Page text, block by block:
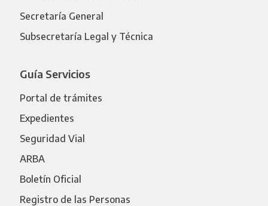
Secretaría General
Subsecretaría Legal y Técnica
Guía Servicios
Portal de trámites
Expedientes
Seguridad Vial
ARBA
Boletín Oficial
Registro de las Personas